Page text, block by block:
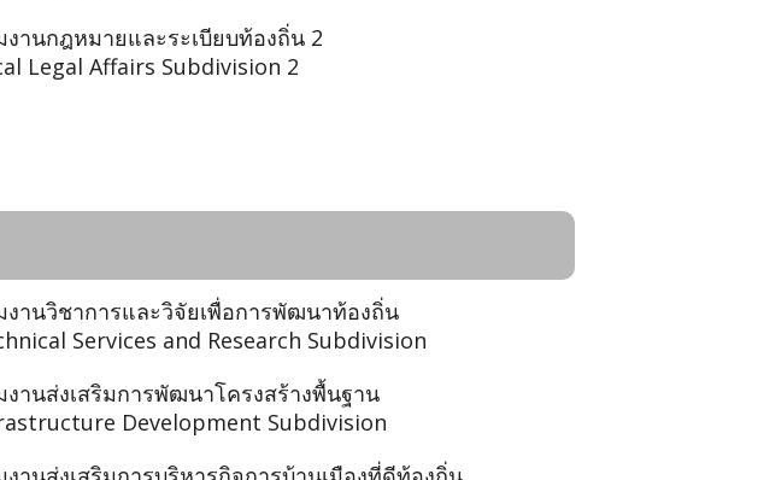
งานกฎหมายและระเบียบท้องถิ่น 2
Legal Affairs Subdivision 2
งานวิชาการและวิจัยเพื่อการพัฒนาท้องถิ่น
Services and Research Subdivision
งานส่งเสริมการพัฒนาโครงสร้างพื้นฐาน
Development Subdivision